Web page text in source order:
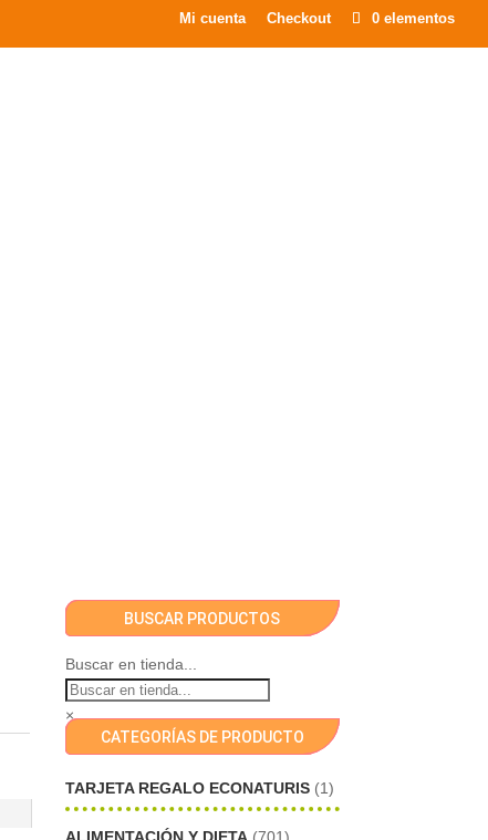
Mi cuenta Checkout 0 elementos
BUSCAR PRODUCTOS
Buscar en tienda...
×
CATEGORÍAS DE PRODUCTO
TARJETA REGALO ECONATURIS (1)